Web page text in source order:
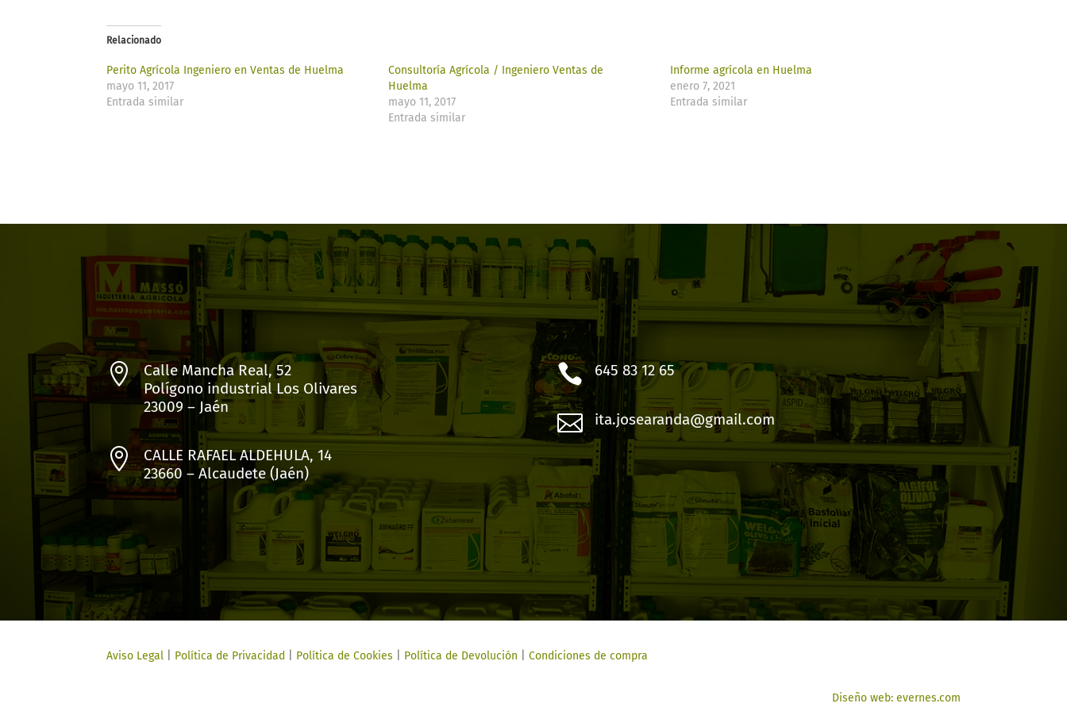
Relacionado
Perito Agrícola Ingeniero en Ventas de Huelma
mayo 11, 2017
Entrada similar
Consultoría Agrícola / Ingeniero Ventas de
Huelma
mayo 11, 2017
Entrada similar
Informe agrícola en Huelma​
enero 7, 2021
Entrada similar

Calle Mancha Real, 52
Polígono industrial Los Olivares
23009 – Jaén

CALLE RAFAEL ALDEHULA, 14
23660 – Alcaudete (Jaén)
 645 83 12 65
 ita.josearanda@gmail.com
Aviso Legal Política de Privacidad Política de Cookies Política de Devolución |Condiciones de compra
Diseño web: evernes.com